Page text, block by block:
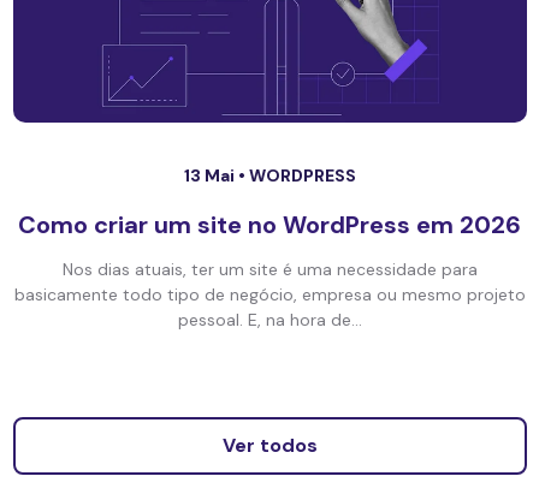
13 Mai • WORDPRESS
Como criar um site no WordPress em 2026
Nos dias atuais, ter um site é uma necessidade para
basicamente todo tipo de negócio, empresa ou mesmo projeto
pessoal. E, na hora de...
Ver todos